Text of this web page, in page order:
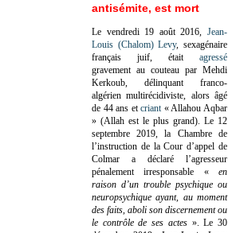
antisémite, est mort
Le vendredi 19 août 2016, Jean-
Louis (Chalom) Levy, sexagénaire
français juif, était agressé
gravement au couteau par Mehdi
Kerkoub, délinquant franco-
algérien multirécidiviste, alors âgé
de 44 ans etcriant « Allahou Aqbar
» (Allah est le plus grand). Le 12
septembre 2019, la Chambre de
l’instruction de la Cour d’appel de
Colmar a déclaré l’agresseur
pénalement irresponsable «en
raison d’un trouble psychique ou
neuropsychique ayant, au moment
des faits, aboli son discernement ou
le contrôle de ses actes». Le 30